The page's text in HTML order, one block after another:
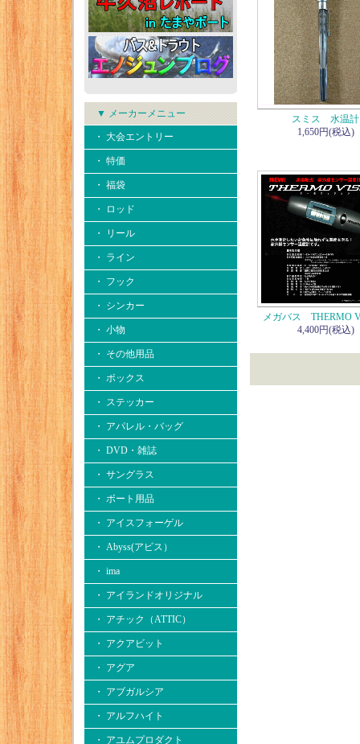
▼ メーカーメニュー
・ 大会エントリー
・ 特価
・ 福袋
・ ロッド
・ リール
・ ライン
・ フック
・ シンカー
・ 小物
・ その他用品
・ ボックス
・ ステッカー
・ アパレル・バッグ
・ DVD・雑誌
・ サングラス
・ ボート用品
・ アイスフォーゲル
・ Abyss(アビス）
・ ima
・ アイランドオリジナル
・ アチック（ATTIC）
・ アクアビット
・ アグア
・ アブガルシア
・ アルフハイト
・ アユムプロダクト
スミス 水温計
1,650円(税込)
メガバス THERMO
4,400円(税込)